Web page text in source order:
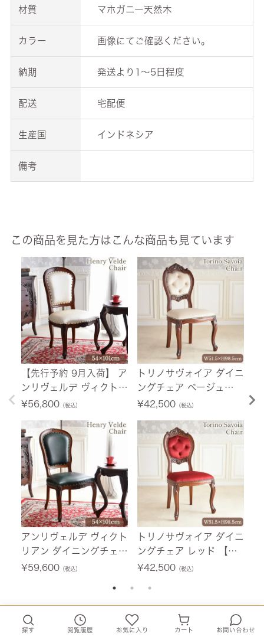
材質 マホガニー天然木
カラー 画像にてご確認ください。
納期 発送より1～5日程度
配送 宅配便
生産国 インドネシア
備考
この商品を見た方はこんな商品も見ています
【先行予約 9月入荷】 ア
ンリヴェルデ ヴィクトリ
アン ダイニングチェア
ラウン 【送料無料】
¥56,800（税込）
アンリヴェルデ ヴィクト
リアン ダイニングチェア
フォレストグリーン ブラ
¥59,600（税込）
トリノサヴォイア ダイニ
ングチェア ベージュ
【送料無料】
¥42,500（税込）
トリノサヴォイア ダイニ
ングチェア レッド 【送
料無料】
¥42,500（税込）
m
¥
当店人気ランキング
探す 閲覧履歴 お気に入り カート お問い合わせ